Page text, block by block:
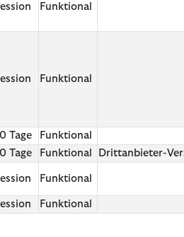
Funktional
Funktional
Tage
Funktional
Tage Funktional Drittanbieter-
Funktional
Funktional